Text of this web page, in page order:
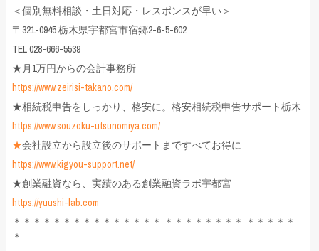
＜個別無料相談・土日対応・レスポンスが早い＞
〒321-0945 栃木県宇都宮市宿郷2-6-5-602
TEL 028-666-5539
★月1万円からの会計事務所
https://www.zeirisi-takano.com/
★相続税申告をしっかり、格安に。格安相続税申告サポート栃木
https://www.souzoku-utsunomiya.com/
★会社設立から設立後のサポートまですべてお得に
https://www.kigyou-support.net/
★創業融資なら、実績のある創業融資ラボ宇都宮
https://yuushi-lab.com
＊＊＊＊＊＊＊＊＊＊＊＊＊＊＊ ＊＊＊＊＊＊＊＊ ＊＊＊＊＊
＊